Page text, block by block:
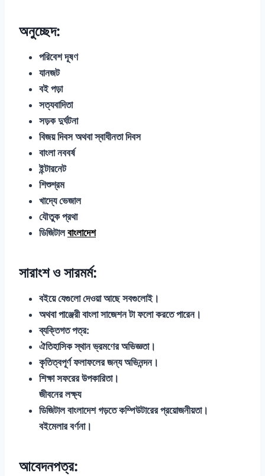
অনুচ্ছেদ:
পরিবেশ দূষণ
যানজট
বই পড়া
সত্যবাদিতা
সড়ক দুর্ঘটনা
বিজয় দিবস অথবা স্বাধীনতা দিবস
বাংলা নববর্ষ
ইন্টারনেট
শিশুশ্রম
খাদ্যে ভেজাল
যৌতুক প্রথা
ডিজিটালবাংলাদেশ
সারাংশ ও সারমর্ম:
বইয়ে যেগুলো দেওয়া আছে সবগুলোই।
অথবা পাঞ্জেরী বাংলা সাজেশন টা ফলো করতে পারেন।
ব্যক্তিগত পত্র:
ঐতিহাসিক স্থান ভ্রমণের অভিজ্ঞতা।
কৃতিত্বপূর্ণ ফলাফলের জন্য অভিনন্দন।
শিক্ষা সফরের উপকারিতা।
জীবনের লক্ষ্য
ডিজিটাল বাংলাদেশ গড়তে কম্পিউটারের প্রয়োজনীয়তা।
বইমেলার বর্ণনা।
আবেদনপত্র: